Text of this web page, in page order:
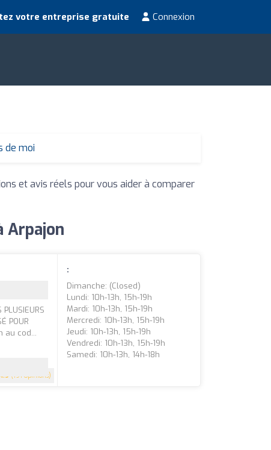
votre entreprise gratuite Connexion
de moi
et avis réels pour vous aider à comparer
Arpajon
4.9 (191 Opinions)
PLUSIEURS
POUR
au cod...
:
Dimanche: (closed)
Lundi: 10h-13h, 15h-19h
Mardi: 10h-13h, 15h-19h
Mercredi: 10h-13h, 15h-19h
Jeudi: 10h-13h, 15h-19h
Vendredi: 10h-13h, 15h-19h
Samedi: 10h-13h, 14h-18h